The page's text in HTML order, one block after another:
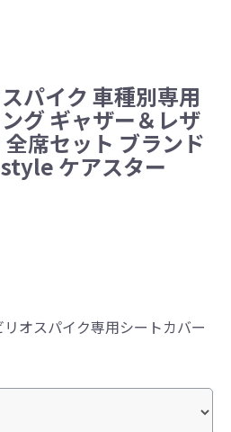
パイク 車種別専用
グ ギャザー＆レザ
席セット ブランド
ケアスター
オスパイク専用シートカバー